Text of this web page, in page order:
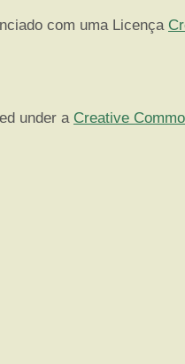
com uma Licença
under a Creative